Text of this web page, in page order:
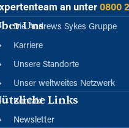
an unter 0800
Uns
Die Andrews Sykes Gruppe
Karriere
Unsere Standorte
Unser weltweites Netzwerk
Links
Kontakt
Newsletter